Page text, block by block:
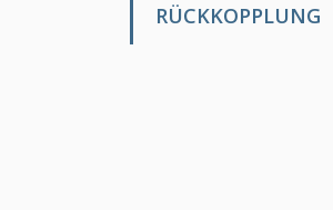
RÜCKKOPPLUNG